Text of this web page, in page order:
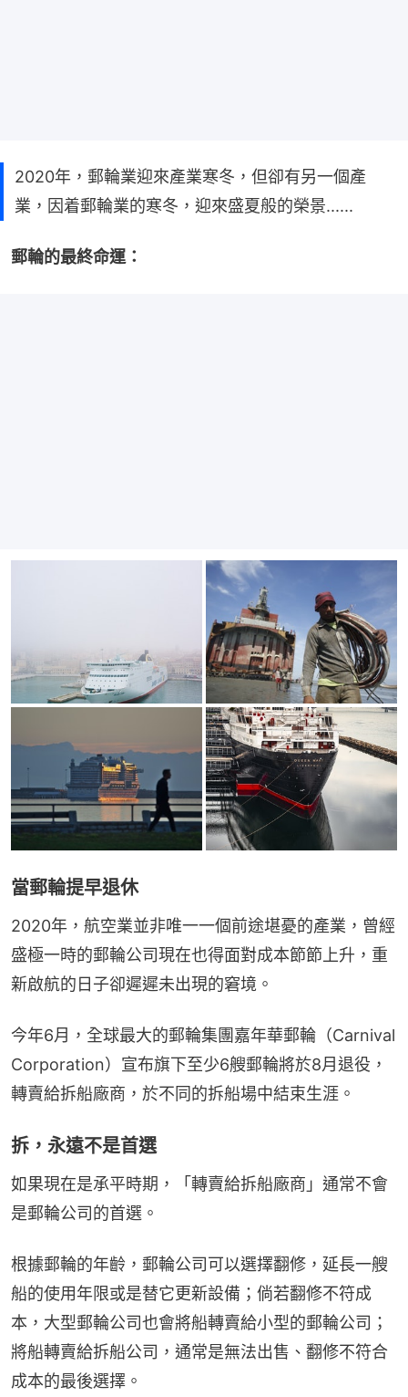
2020年，郵輪業迎來產業寒冬，但卻有另一個產
業，因着郵輪業的寒冬，迎來盛夏般的榮景......
郵輪的最終命運：
當郵輪提早退休
2020年，航空業並非唯一一個前途堪憂的產業，曾經
盛極一時的郵輪公司現在也得面對成本節節上升，重
新啟航的日子卻遲遲未出現的窘境。
今年6月，全球最大的郵輪集團嘉年華郵輪（Carnival
Corporation）宣布旗下至少6艘郵輪將於8月退役，
轉賣給拆船廠商，於不同的拆船場中結束生涯。
拆，永遠不是首選
如果現在是承平時期，「轉賣給拆船廠商」通常不會
是郵輪公司的首選。
根據郵輪的年齡，郵輪公司可以選擇翻修，延長一艘
船的使用年限或是替它更新設備；倘若翻修不符成
本，大型郵輪公司也會將船轉賣給小型的郵輪公司；
將船轉賣給拆船公司，通常是無法出售、翻修不符合
成本的最後選擇。